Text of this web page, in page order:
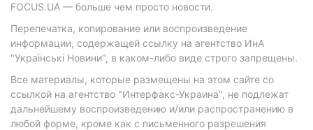
FOCUS.UA — больше чем просто новости.
Перепечатка, копирование или воспроизведение
информации, содержащей ссылку на агентство ИнА
"Українські Новини", в каком-либо виде строго запрещены.
Все материалы, которые размещены на этом сайте со
ссылкой на агентство "Интерфакс-Украина", не подлежат
дальнейшему воспроизведению и/или распространению в
любой форме, кроме как с письменного разрешения